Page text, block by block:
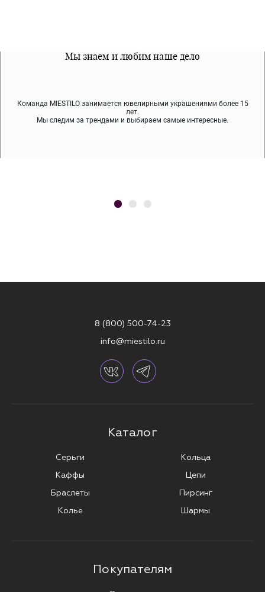
Мы знаем и любим наше дело
Команда MIESTILO занимается ювелирными украшениями более 15
лет.
Мы следим за трендами и выбираем самые интересные.
Все наши материалы гипоалергенны
Мы используем покрытие (родий, ювелирный сплав), которое не
содержит никеля и свинца — это исключает аллергию.
Примерка перед покупкой
Во время доставки спокойно примеряйте украшения, выбирайте те,
что вам нравятся, остальные заберёт курьер.
8 (800) 500-74-23
info@miestilo.ru
Каталог
Серьги
Каффы
Браслеты
Колье
Кольца
Цепи
Пирсинг
Шармы
Покупателям